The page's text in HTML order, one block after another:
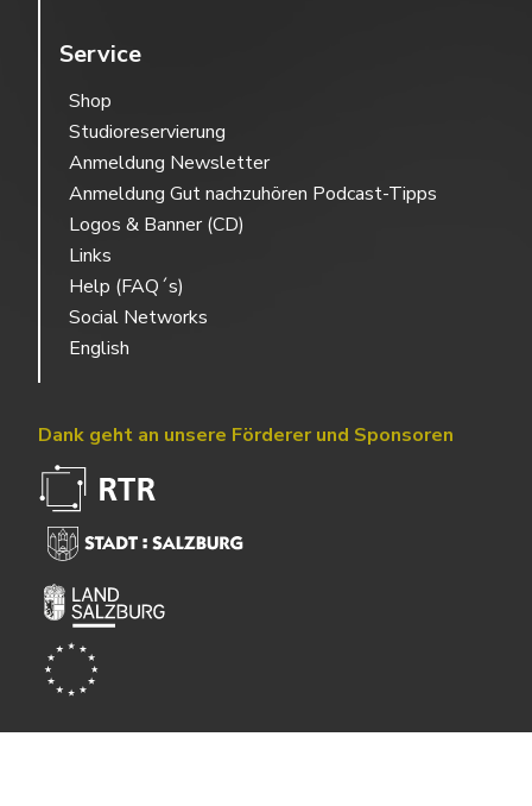
Service
Shop
Studioreservierung
Anmeldung Newsletter
Anmeldung Gut nachzuhören Podcast-Tipps
Logos & Banner (CD)
Links
Help (FAQ´s)
Social Networks
English
Dank geht an unsere Förderer und Sponsoren